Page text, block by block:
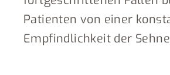
Patienten von einer
Empfindlichkeit der